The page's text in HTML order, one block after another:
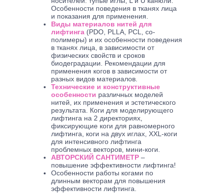
Особенности поведения в тканях лица
и показания для применения.
Виды материалов нитей для
лифтинга (PDO, PLLA, PCL, со-
полимеры) и их особенности поведения
в тканях лица, в зависимости от
физических свойств и сроков
биодеградации. Рекомендации для
применения когов в зависимости от
разных видов материалов.
Технические и конструктивные
особенности различных моделей
нитей, их применения и эстетического
результата. Коги для моделирующего
лифтинга на 2 директориях,
фиксирующие коги для равномерного
лифтинга, коги на двух иглах, XXL-коги
для интенсивного лифтинга
проблемных векторов, мини-коги.
АВТОРСКИЙ САНТИМЕТР –
повышение эффективности лифтинга!
Особенности работы когами по
длинным векторам для повышения
эффективности лифтинга.